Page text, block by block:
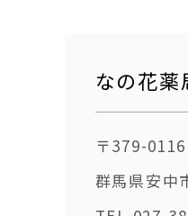
なの花薬
〒379-0116
群馬県安中